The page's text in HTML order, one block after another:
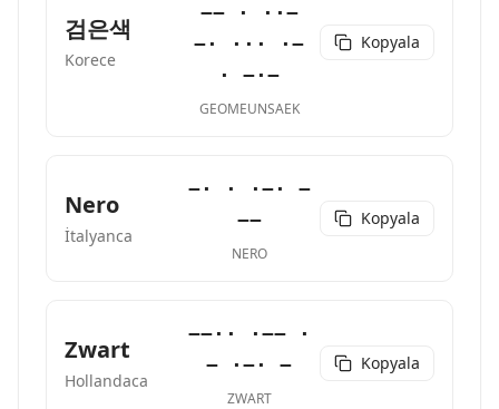
검은색
Korece
−− · ··−
−· ··· ·−
· −·−
GEOMEUNSAEK
Kopyala
Nero
İtalyanca
−· · ·−· −
−−
NERO
Kopyala
Zwart
Hollandaca
−−·· ·−− ·
− ·−· −
ZWART
Kopyala